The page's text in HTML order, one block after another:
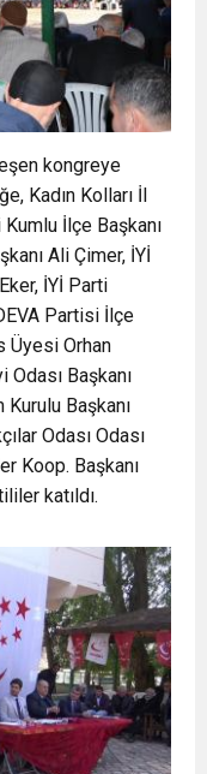
kongreye
Kadın Kolları İl
İlçe Başkanı
Ali Çimer, İYİ
İYİ Parti
Partisi İlçe
Üyesi Orhan
Odası Başkanı
Başkanı
Odası Odası
Koop. Başkanı
katıldı.